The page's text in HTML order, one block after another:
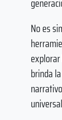
No es
brinda